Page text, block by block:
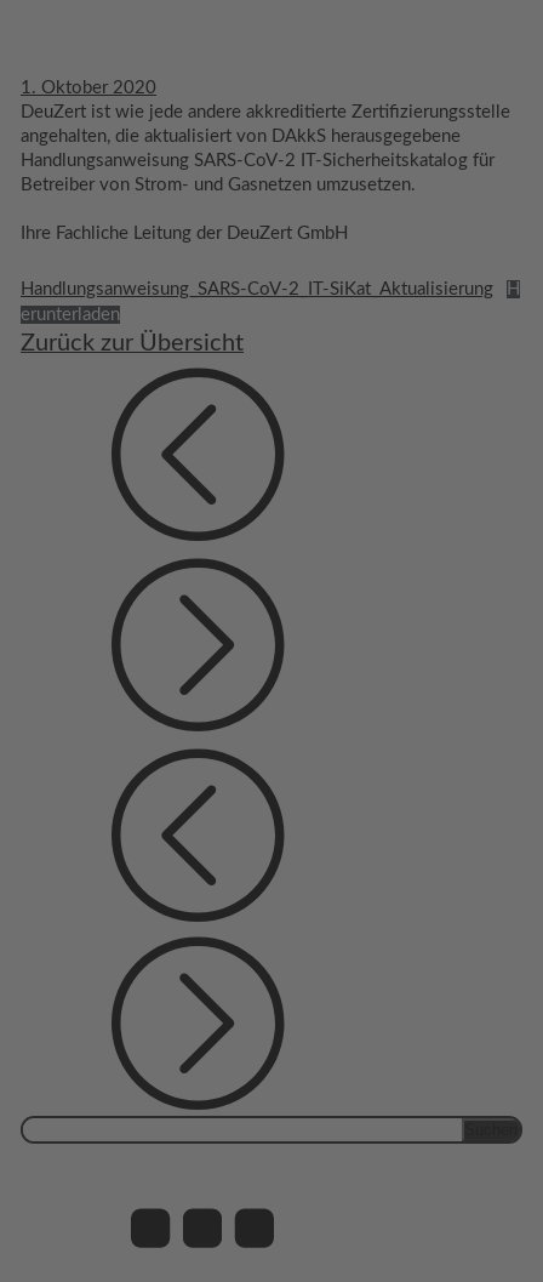
1. Oktober 2020
DeuZert ist wie jede andere akkreditierte Zertifizierungsstelle
angehalten, die aktualisiert von DAkkS herausgegebene
Handlungsanweisung SARS-CoV-2 IT-Sicherheitskatalog für
Betreiber von Strom- und Gasnetzen umzusetzen.
Ihre Fachliche Leitung der DeuZert GmbH
Handlungsanweisung_SARS-CoV-2_IT-SiKat_Aktualisierung
H
erunterladen
Zurück zur Übersicht
Suchen